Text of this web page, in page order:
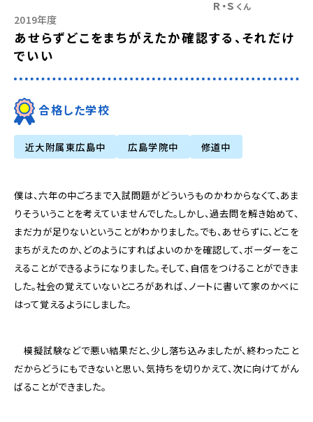
Ｒ・Ｓ くん
2019年度
あせらずどこをまちがえたか確認する、それだけ
でいい
合格した学校
近大附属東広島中 広島学院中 修道中
僕は、六年の中ごろまで入試問題がどういうものかわからなくて、あま
りそういうことを考えていませんでした。しかし、過去問を解き始めて、
まだ力が足りないということがわかりました。でも、あせらずに、どこを
まちがえたのか、どのようにすればよいのかを確認して、ボーダーをこ
えることができるようになりました。そして、自信をつけることができま
した。社会の覚えていないところがあれば、ノートに書いて家のかべに
はって覚えるようにしました。
模擬試験などで悪い結果だと、少し落ち込みましたが、終わったこと
だからどうにもできないと思い、気持ちを切りかえて、次に向けてがん
ばることができました。